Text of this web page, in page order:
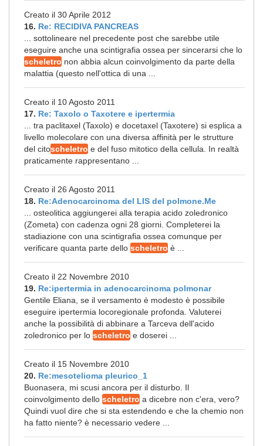
Creato il 30 Aprile 2012
16. Re: RECIDIVA PANCREAS
... sottolineare nel precedente post che sarebbe utile
eseguire anche una scintigrafia ossea per sincerarsi che lo
scheletro non abbia alcun coinvolgimento da parte della
malattia (questo nell'ottica di una ...
Creato il 10 Agosto 2011
17. Re: Taxolo o Taxotere e ipertermia
... tra paclitaxel (Taxolo) e docetaxel (Taxotere) si esplica a
livello molecolare con una diversa affinità per le strutture
del citoscheletro e del fuso mitotico della cellula. In realtà
praticamente rappresentano ...
Creato il 26 Agosto 2011
18. Re:Adenocarcinoma del LIS del polmone.Me
... osteolitica aggiungerei alla terapia acido zoledronico
(Zometa) con cadenza ogni 28 giorni. Completerei la
stadiazione con una scintigrafia ossea comunque per
verificare quanta parte dello scheletro è ...
Creato il 22 Novembre 2010
19. Re:ipertermia in adenocarcinoma polmonar
Gentile Eliana, se il versamento è modesto è possibile
eseguire ipertermia locoregionale profonda. Valuterei
anche la possibilità di abbinare a Tarceva dell'acido
zoledronico per lo scheletro e doserei ...
Creato il 15 Novembre 2010
20. Re:mesotelioma pleurico_1
Buonasera, mi scusi ancora per il disturbo. Il
coinvolgimento dello scheletro a dicebre non c'era, vero?
Quindi vuol dire che si sta estendendo e che la chemio non
ha fatto niente? è necessario vedere ...